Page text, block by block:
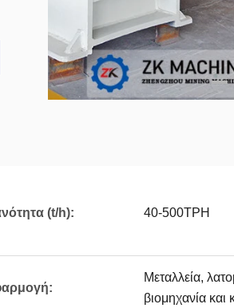
(t/h): 40-500TPH
Μεταλλεία,
βιομηχανία και